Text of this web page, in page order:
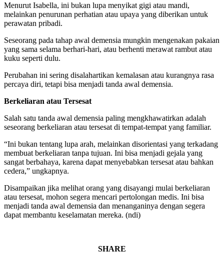
Menurut Isabella, ini bukan lupa menyikat gigi atau mandi,
melainkan penurunan perhatian atau upaya yang diberikan untuk
perawatan pribadi.
Seseorang pada tahap awal demensia mungkin mengenakan pakaian
yang sama selama berhari-hari, atau berhenti merawat rambut atau
kuku seperti dulu.
Perubahan ini sering disalahartikan kemalasan atau kurangnya rasa
percaya diri, tetapi bisa menjadi tanda awal demensia.
Berkeliaran atau Tersesat
Salah satu tanda awal demensia paling mengkhawatirkan adalah
seseorang berkeliaran atau tersesat di tempat-tempat yang familiar.
“Ini bukan tentang lupa arah, melainkan disorientasi yang terkadang
membuat berkeliaran tanpa tujuan. Ini bisa menjadi gejala yang
sangat berbahaya, karena dapat menyebabkan tersesat atau bahkan
cedera,” ungkapnya.
Disampaikan jika melihat orang yang disayangi mulai berkeliaran
atau tersesat, mohon segera mencari pertolongan medis. Ini bisa
menjadi tanda awal demensia dan menanganinya dengan segera
dapat membantu keselamatan mereka. (ndi)
SHARE